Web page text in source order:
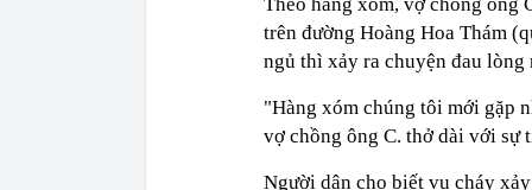
trên đường Hoàng Hoa Thám
ngủ thì xảy ra chuyện đau lòng
"Hàng xóm chúng tôi mới gặp
vợ chồng ông C. thở dài với sự
Người dân cho biết vụ cháy